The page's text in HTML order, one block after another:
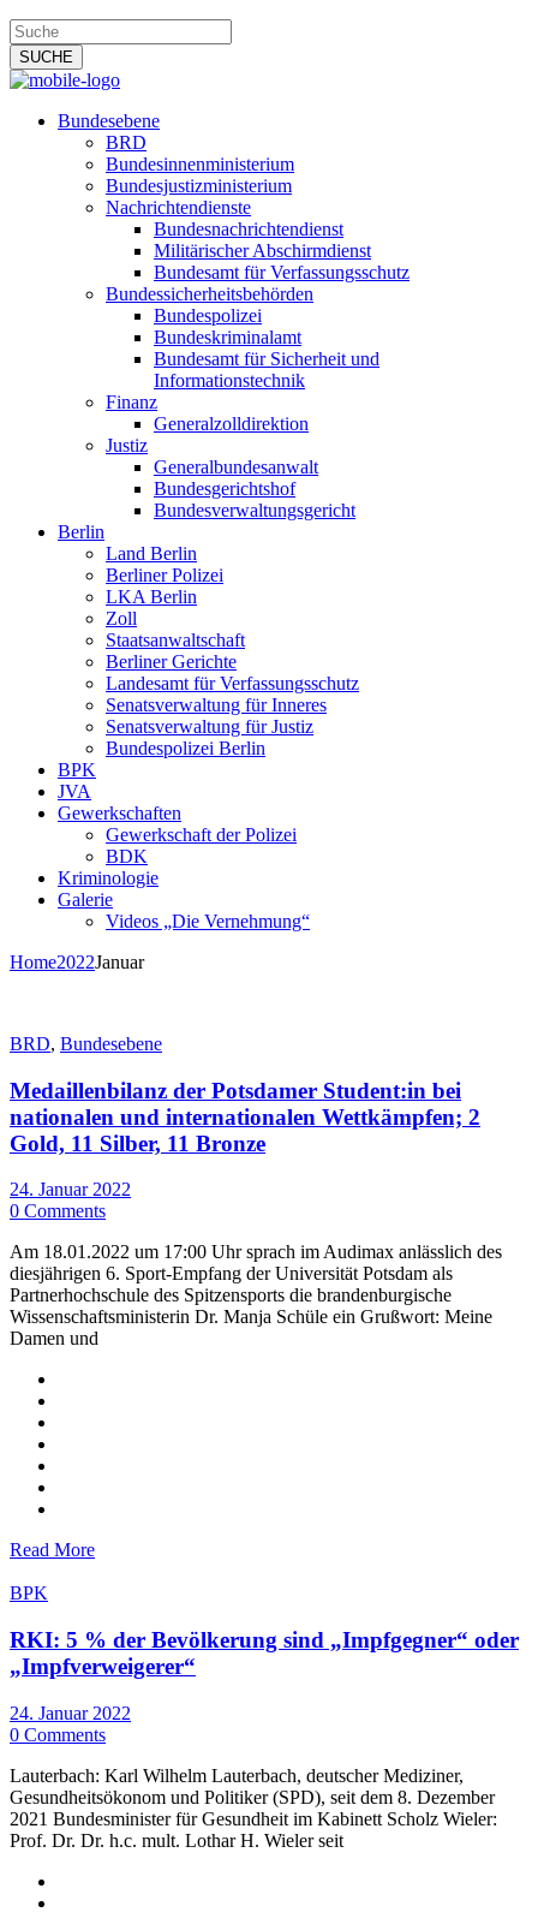
Bundesebene
BRD
Bundesinnenministerium
Bundesjustizministerium
Nachrichtendienste
Bundesnachrichtendienst
Militärischer Abschirmdienst
Bundesamt für Verfassungsschutz
Bundessicherheitsbehörden
Bundespolizei
Bundeskriminalamt
Bundesamt für Sicherheit und
Informationstechnik
Finanz
Generalzolldirektion
Justiz
Generalbundesanwalt
Bundesgerichtshof
Bundesverwaltungsgericht
Berlin
Land Berlin
Berliner Polizei
LKA Berlin
Zoll
Staatsanwaltschaft
Berliner Gerichte
Landesamt für Verfassungsschutz
Senatsverwaltung für Inneres
Senatsverwaltung für Justiz
Bundespolizei Berlin
BPK
JVA
Gewerkschaften
Gewerkschaft der Polizei
BDK
Kriminologie
Galerie
Videos „Die Vernehmung“
Home2022Januar
BRD, Bundesebene
Medaillenbilanz der Potsdamer Student:in bei
nationalen und internationalen Wettkämpfen; 2
Gold, 11 Silber, 11 Bronze
24. Januar 2022
0 Comments
Am 18.01.2022 um 17:00 Uhr sprach im Audimax anlässlich des
diesjährigen 6. Sport-Empfang der Universität Potsdam als
Partnerhochschule des Spitzensports die brandenburgische
Wissenschaftsministerin Dr. Manja Schüle ein Grußwort: Meine
Damen und
Read More
BPK
RKI: 5 % der Bevölkerung sind „Impfgegner“ oder
„Impfverweigerer“
24. Januar 2022
0 Comments
Lauterbach: Karl Wilhelm Lauterbach, deutscher Mediziner,
Gesundheitsökonom und Politiker (SPD), seit dem 8. Dezember
2021 Bundesminister für Gesundheit im Kabinett Scholz Wieler:
Prof. Dr. Dr. h.c. mult. Lothar H. Wieler seit